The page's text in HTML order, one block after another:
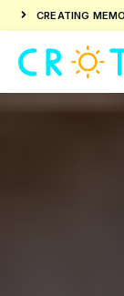
CREATING